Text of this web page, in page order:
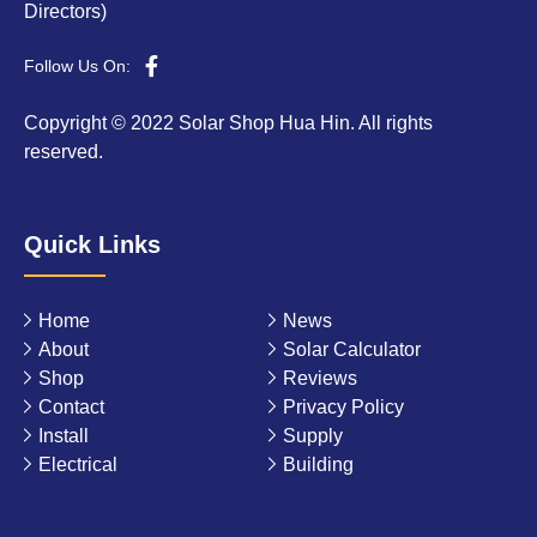
Directors)
Follow Us On:
Copyright © 2022 Solar Shop Hua Hin. All rights
reserved.
Quick Links
Home
News
About
Solar Calculator
Shop
Reviews
Contact
Privacy Policy
Install
Supply
Electrical
Building